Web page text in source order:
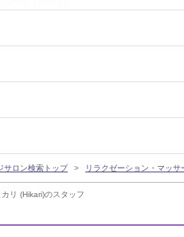
リ (Hikari)のスタッフ
サロン検索トップ リラクゼーション・マッ